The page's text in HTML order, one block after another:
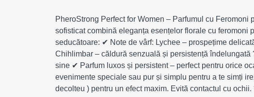
PheroStrong Perfect for Women – Parfumul cu
sofisticat combină eleganța esențelor florale cu feromoni
seducătoare: ✔ Note de vârf: Lychee – prospețime
Chihlimbar – căldură senzuală și persistență
sine ✔ Parfum luxos și persistent – perfect pentru orice
evenimente speciale sau pur și simplu pentru a te simți
decolteu ) pentru un efect maxim. Evită contactul cu